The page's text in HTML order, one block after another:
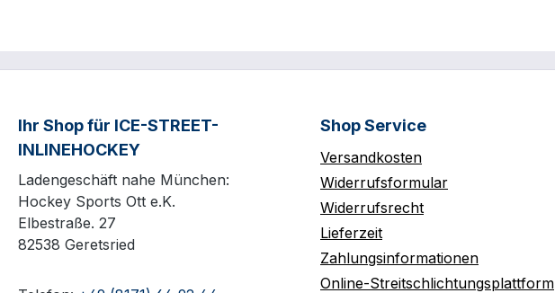
Ihr Shop für ICE-STREET-
INLINEHOCKEY
Ladengeschäft nahe München:
Hockey Sports Ott e.K.
Elbestraße. 27
82538 Geretsried
Shop Service
Versandkosten
Widerrufsformular
Widerrufsrecht
Lieferzeit
Zahlungsinformationen
Online-Streitschlichtungsplattform